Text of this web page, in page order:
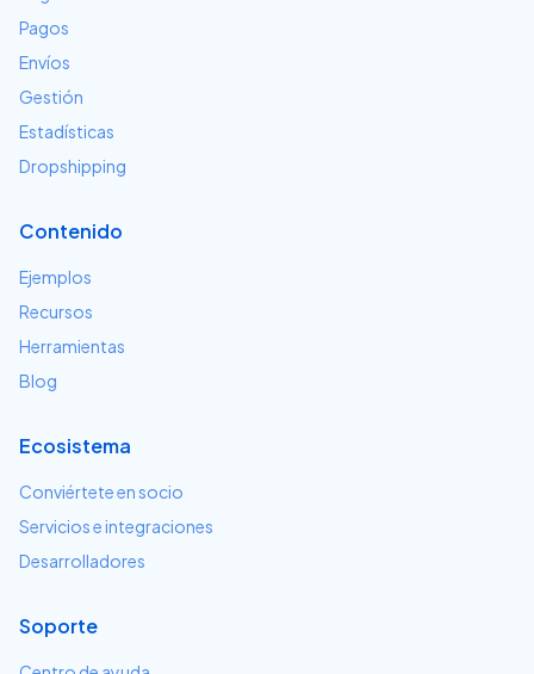
Pagos
Envíos
Gestión
Estadísticas
Dropshipping
Contenido
Ejemplos
Recursos
Herramientas
Blog
Ecosistema
Conviértete en socio
Servicios e integraciones
Desarrolladores
Soporte